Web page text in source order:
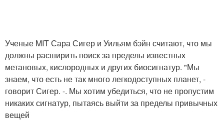
Ученые MIT Сара Сигер и Уильям бэйн считают, что мы
должны расширить поиск за пределы известных
метановых, кислородных и других биосигнатур. "Мы
знаем, что есть не так много легкодоступных планет, -
говорит Сигер. -. Мы хотим убедиться, что не пропустим
никаких сигнатур, пытаясь выйти за пределы привычных
вещей